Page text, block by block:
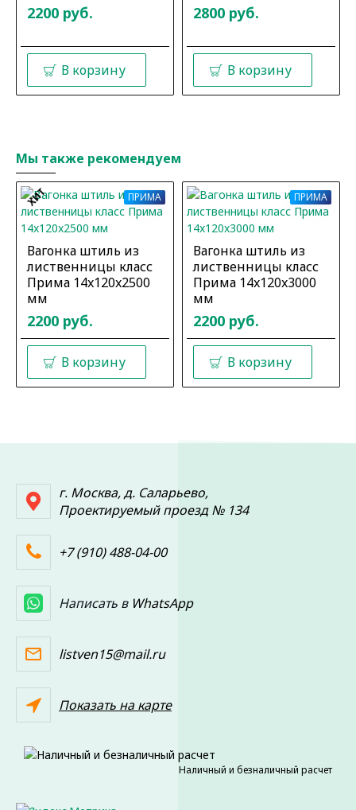
2200 руб.
В корзину
2800 руб.
В корзину
Мы также рекомендуем
ХИТ ПРИМА
Вагонка штиль из
лиственницы класс
Прима 14x120x2500
мм
2200 руб.
В корзину
ПРИМА
Вагонка штиль из
лиственницы класс
Прима 14x120x3000
мм
2200 руб.
В корзину
г. Москва, д. Саларьево,
Проектируемый проезд № 134
+7 (910) 488-04-00
Написать в WhatsApp
listven15@mail.ru
Показать на карте
Наличный и безналичный расчет